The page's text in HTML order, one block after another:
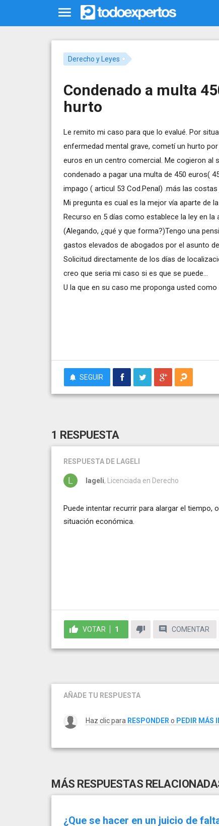
Derecho y Leyes
Condenado a multa
hurto
Le remito mi caso para que lo evalué. Por
enfermedad mental grave, cometí un hurto
euros en un centro comercial. Me cogieron al
condenado a pagar una multa de 450 euros(
impago ( articul 53 Cod.Penal) .más las costas
Mi pregunta es cual es la mejor vía aparte de
Recurso en 5 días como establece la ley en la
(Alegando, ¿qué y que forma?)Tengo una
gastos elevados de abogados por el asunto
Solicitud directamente de los días de
creo que seria mi caso si es que se puede...
U la que en su caso me proponga usted como
SEGUIR
1 RESPUESTA
RESPUESTA DE LAGELI
lageli, Licenciada en Derecho
Puede intentar recurrir para alargar el tiempo,
situación económica.
VOTAR 1 COMENTAR
AÑADE TU RESPUESTA
Haz clic para RESPONDER o PEDIR MÁS
MÁS RESPUESTAS
¿Que se hacer en un juicio de